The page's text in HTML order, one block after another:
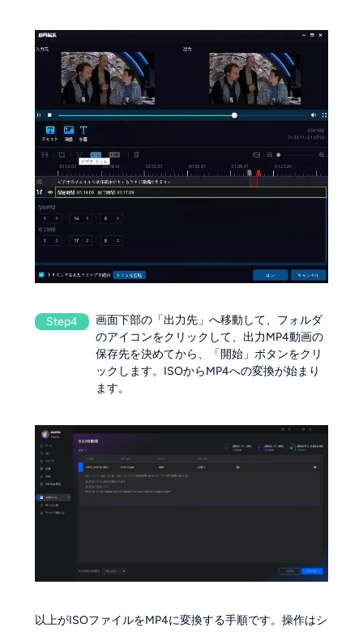
Step4
画面下部の「出力先」へ移動して、フォルダ
のアイコンをクリックして、出力MP4動画の
保存先を決めてから、「開始」ボタンをクリ
ックします。ISOからMP4への変換が始まり
ます。
以上がISOファイルをMP4に変換する手順です。操作はシ